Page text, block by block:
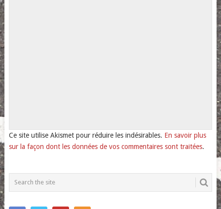
Ce site utilise Akismet pour réduire les indésirables. En savoir plus
sur la façon dont les données de vos commentaires sont traitées.